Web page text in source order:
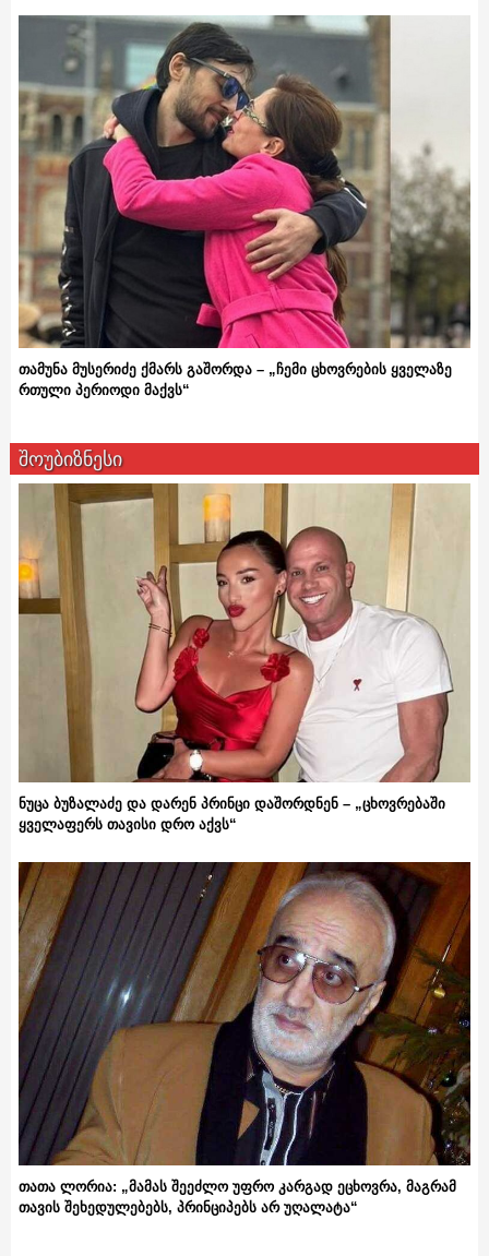
თამუნა მუსერიძე ქმარს გაშორდა – „ჩემი ცხოვრების ყველაზე
რთული პერიოდი მაქვს“
შოუბიზნესი
ნუცა ბუზალაძე და დარენ პრინცი დაშორდნენ – „ცხოვრებაში
ყველაფერს თავისი დრო აქვს“
თათა ლორია: „მამას შეეძლო უფრო კარგად ეცხოვრა, მაგრამ
თავის შეხედულებებს, პრინციპებს არ უღალატა“